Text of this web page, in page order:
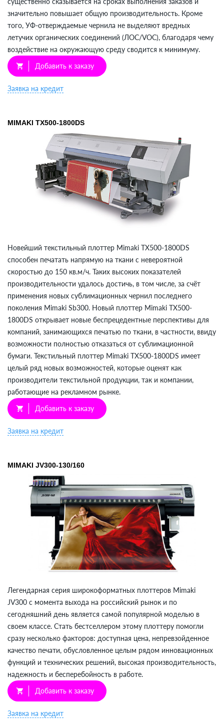
значительно повышает общую производительность. Кроме
того, УФ-отверждаемые чернила не выделяют вредных
летучих органических соединений (ЛОС/VOC), благодаря чему
воздействие на окружающую среду сводится к минимуму.
shopping_cart Добавить к заказу
Заявка на кредит
MIMAKI TX500-1800DS
Новейший текстильный плоттер Mimaki TX500-1800DS
способен печатать напрямую на ткани с невероятной
скоростью до 150 кв.м/ч. Таких высоких показателей
производительности удалось достичь, в том числе, за счёт
применения новых сублимационных чернил последнего
поколения Mimaki Sb300. Новый плоттер Mimaki TX500-
1800DS открывает новые беспрецедентные перспективы для
компаний, занимающихся печатью по ткани, в частности, ввиду
возможности полностью отказаться от сублимационной
бумаги. Текстильный плоттер Mimaki TX500-1800DS имеет
целый ряд новых возможностей, которые оценят как
производители текстильной продукции, так и компании,
работающие на рекламном рынке.
shopping_cart Добавить к заказу
Заявка на кредит
MIMAKI JV300-130/160
Легендарная серия широкоформатных плоттеров Mimaki
JV300 с момента выхода на российский рынок и по
сегодняшний день является самой популярной моделью в
своем классе. Стать бестселлером этому плоттеру помогли
сразу несколько факторов: доступная цена, непревзойденное
качество печати, обусловленное целым рядом инновационных
функций и технических решений, высокая производительность,
надежность и бесперебойность в работе.
shopping_cart Добавить к заказу
Заявка на кредит